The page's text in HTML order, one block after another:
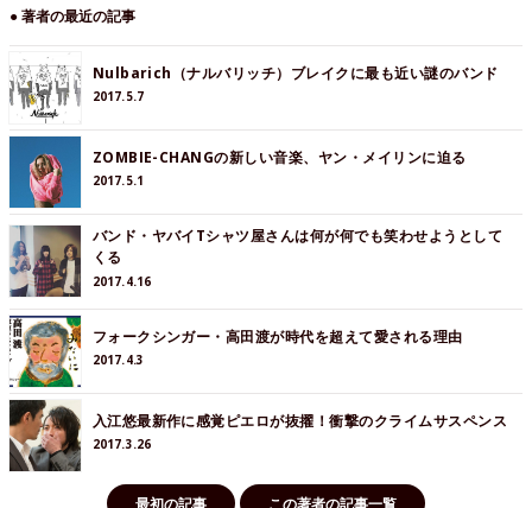
● 著者の最近の記事
Nulbarich（ナルバリッチ）ブレイクに最も近い謎のバンド
2017.5.7
ZOMBIE-CHANGの新しい音楽、ヤン・メイリンに迫る
2017.5.1
バンド・ヤバイTシャツ屋さんは何が何でも笑わせようとして
くる
2017.4.16
フォークシンガー・高田渡が時代を超えて愛される理由
2017.4.3
入江悠最新作に感覚ピエロが抜擢！衝撃のクライムサスペンス
2017.3.26
最初の記事 この著者の記事一覧